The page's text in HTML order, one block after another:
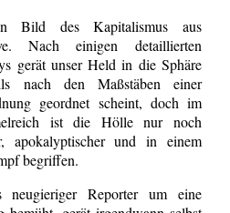
Bild des Kapitalismus aus
Nach einigen detaillierten
gerät unser Held in die Sphäre
nach den Maßstäben einer
geordnet scheint, doch im
ist die Hölle nur noch
apokalyptischer und in einem
begriffen.
Reporter um eine